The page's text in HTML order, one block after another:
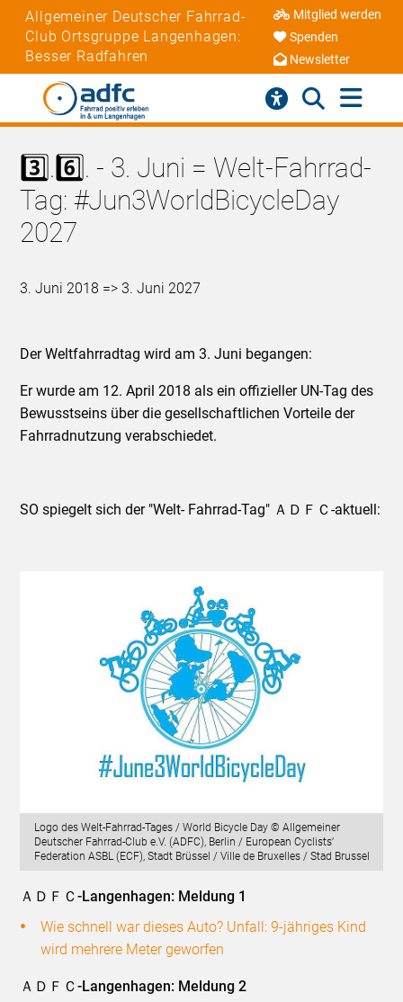
Allgemeiner Deutscher Fahrrad-
Club Ortsgruppe Langenhagen:
Besser Radfahren
Mitglied werden
Spenden
Newsletter
3️⃣.6️⃣. - 3. Juni = Welt-Fahrrad-
Tag: #Jun3WorldBicycleDay
2027
3. Juni 2018 => 3. Juni 2027
Der Weltfahrradtag wird am 3. Juni begangen:
Er wurde am 12. April 2018 als ein offizieller UN-Tag des
Bewusstseins über die gesellschaftlichen Vorteile der
Fahrradnutzung verabschiedet.
SO spiegelt sich der "Welt- Fahrrad-Tag" ＡＤＦＣ-aktuell:
Logo des Welt-Fahrrad-Tages / World Bicycle Day © Allgemeiner
Deutscher Fahrrad-Club e.V. (ADFC), Berlin / European Cyclists’
Federation ASBL (ECF), Stadt Brüssel / Ville de Bruxelles / Stad Brussel
ＡＤＦＣ-Langenhagen: Meldung 1
Wie schnell war dieses Auto? Unfall: 9-jähriges Kind
wird mehrere Meter geworfen
ＡＤＦＣ-Langenhagen: Meldung 2